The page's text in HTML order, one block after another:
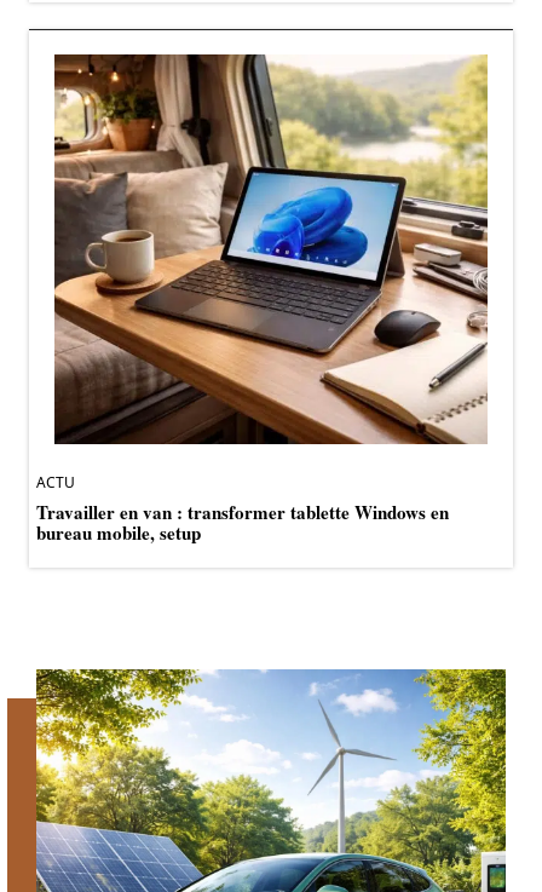
ACTU
Travailler en van : transformer tablette Windows en
bureau mobile, setup